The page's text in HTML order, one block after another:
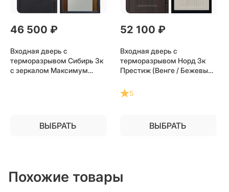
46 500 ₽
Входная дверь с
терморазрывом Сибирь 3к
с зеркалом Максимум
ВЫБРАТЬ
52 100 ₽
Входная дверь с
терморазрывом Норд 3к
Престиж (Венге / Бежевый
загородного дома и дачи
5
ВЫБРАТЬ
Похожие товары